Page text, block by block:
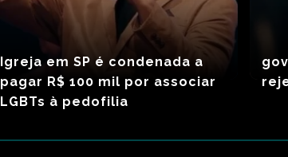
Igreja em SP é condenada a
pagar R$ 100 mil por associar
LGBTs à pedofilia